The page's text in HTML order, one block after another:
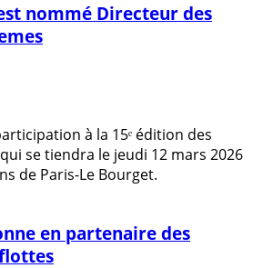
nommé Directeur des
à la 15ᵉ édition des
se tiendra le jeudi 12 mars 2026
de Paris-Le Bourget.
en partenaire des